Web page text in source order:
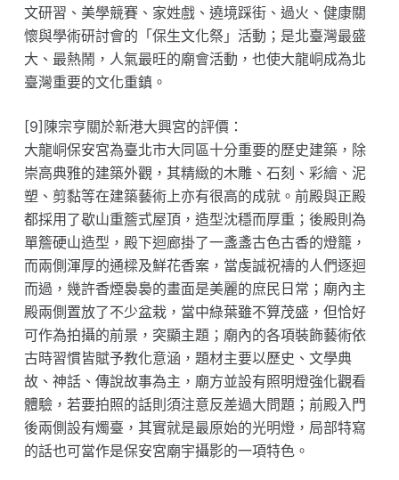
文研習、美學競賽、家姓戲、遶境踩街、過火、健康關
懷與學術研討會的「保生文化祭」活動；是北臺灣最盛
大、最熱鬧，人氣最旺的廟會活動，也使大龍峒成為北
臺灣重要的文化重鎮。
[9]陳宗亨關於新港大興宮的評價：
大龍峒保安宮為臺北市大同區十分重要的歷史建築，除
崇高典雅的建築外觀，其精緻的木雕、石刻、彩繪、泥
塑、剪黏等在建築藝術上亦有很高的成就。前殿與正殿
都採用了歇山重簷式屋頂，造型沈穩而厚重；後殿則為
單簷硬山造型，殿下迴廊掛了一盞盞古色古香的燈籠，
而兩側渾厚的通樑及鮮花香案，當虔誠祝禱的人們逐迴
而過，幾許香煙裊裊的畫面是美麗的庶民日常；廟內主
殿兩側置放了不少盆栽，當中綠葉雖不算茂盛，但恰好
可作為拍攝的前景，突顯主題；廟內的各項裝飾藝術依
古時習慣皆賦予教化意涵，題材主要以歷史、文學典
故、神話、傳說故事為主，廟方並設有照明燈強化觀看
體驗，若要拍照的話則須注意反差過大問題；前殿入門
後兩側設有燭臺，其實就是最原始的光明燈，局部特寫
的話也可當作是保安宮廟宇攝影的一項特色。